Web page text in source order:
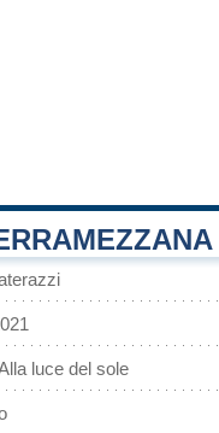
luce del sole